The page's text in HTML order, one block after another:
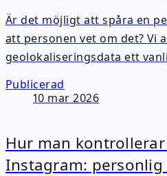
Är det möjligt att spåra en
att personen vet om det? Vi
geolokaliseringsdata ett
Publicerad
10 mar 2026
Hur man
Instagram: